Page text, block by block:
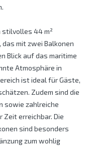
44 m²
mit zwei Balkonen
Blick auf das maritime
Atmosphäre in
ist ideal für Gäste,
Zudem sind die
sowie zahlreiche
erreichbar. Die
sind besonders
zum wohlig